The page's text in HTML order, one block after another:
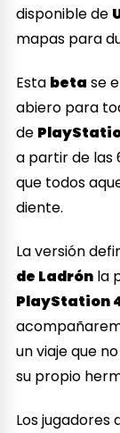
disponible de
mapas para
Esta beta se
abiero para
de
a partir de las
que todos
diente.
La versión
de Ladrón la
PlayStation
un viaje que
su propio
Los jugadores